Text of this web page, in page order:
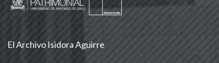
El Archivo Isidora Aguirre